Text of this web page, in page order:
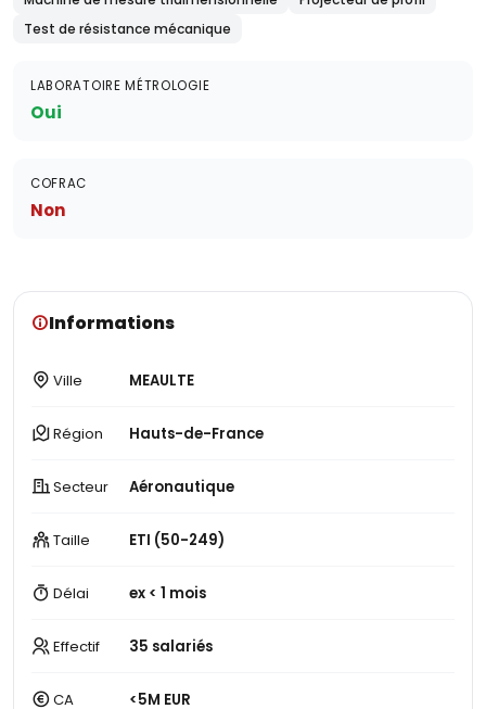
Test de résistance mécanique
LABORATOIRE MÉTROLOGIE
Oui
COFRAC
Non
Informations
Ville MEAULTE
Région Hauts-de-France
Secteur Aéronautique
Taille ETI (50-249)
Délai ex < 1 mois
Effectif 35 salariés
CA <5M EUR